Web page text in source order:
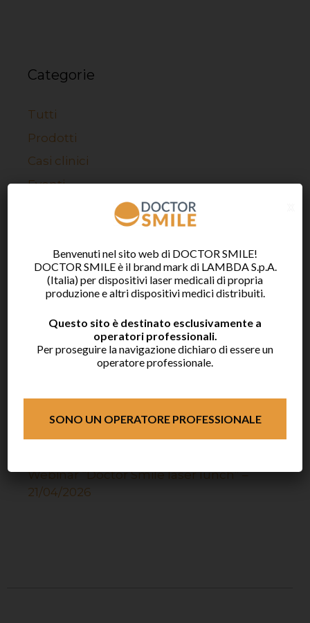
Categorie
Tutti
Prodotti
Casi clinici
Eventi
Articoli recenti
07/07/2026
Webinar “Doctor Smile laser lunch” –
Webinar “Doctor Smile laser lunch” –
21/04/2026
Benvenuti nel sito web di DOCTOR SMILE!
DOCTOR SMILE è il brand mark di LAMBDA S.p.A.
(Italia) per dispositivi laser medicali di propria
produzione e altri dispositivi medici distribuiti.
Questo sito è destinato esclusivamente a
operatori professionali.
Per proseguire la navigazione dichiaro di essere un
operatore professionale.
SONO UN OPERATORE PROFESSIONALE